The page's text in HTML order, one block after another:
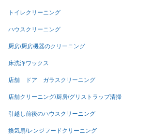
トイレクリーニング
ハウスクリーニング
厨房/厨房機器のクリーニング
床洗浄ワックス
店舗 ドア ガラスクリーニング
店舗クリーニング/厨房/グリストラップ清掃
引越し前後のハウスクリーニング
換気扇/レンジフードクリーニング